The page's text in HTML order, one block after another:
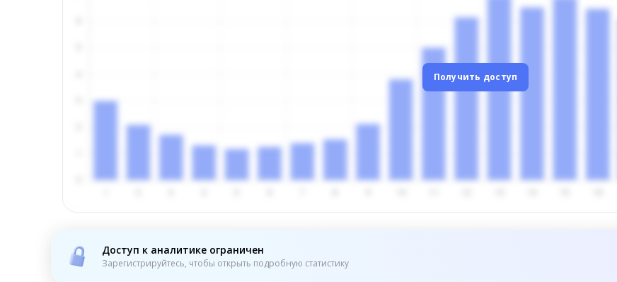
Получить доступ
Доступ к аналитике ограничен
Зарегистрируйтесь, чтобы открыть подробную статистику